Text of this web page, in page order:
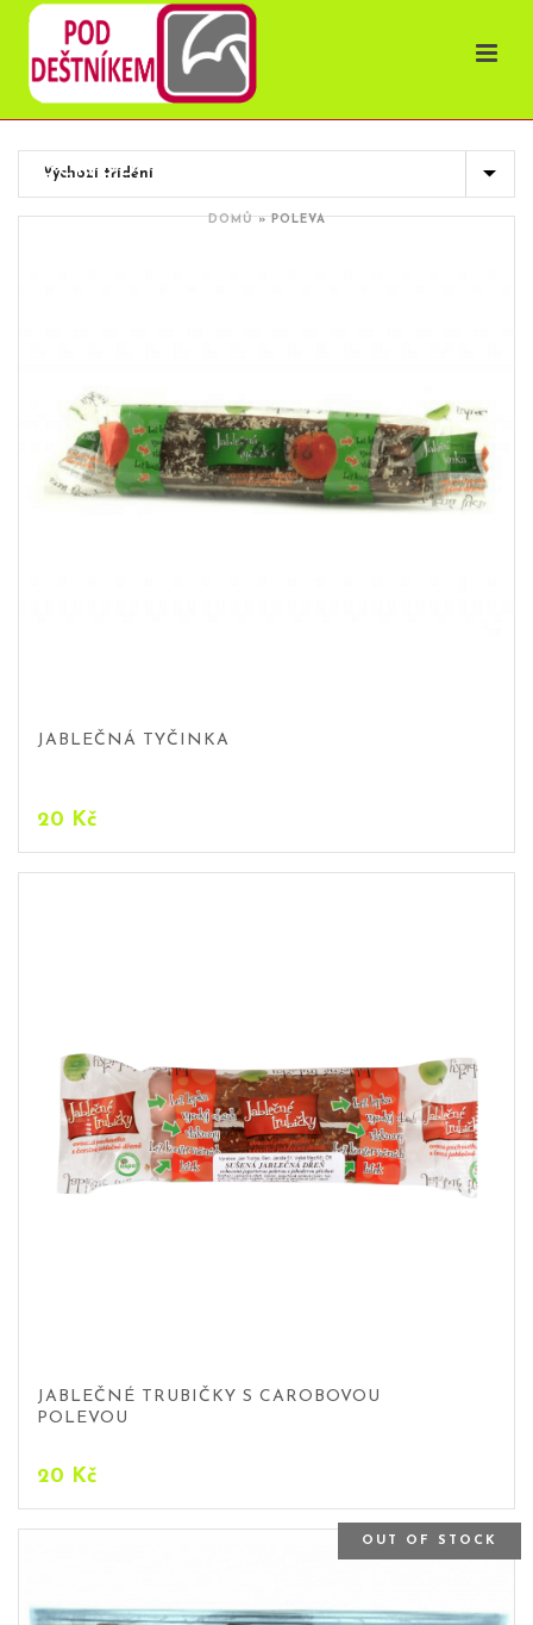
OBCHOD
DOMŮ»POLEVA
JABLEČNÁ TYČINKA
20 Kč
JABLEČNÉ TRUBIČKY S CAROBOVOU
POLEVOU
20 Kč
OUT OF STOCK